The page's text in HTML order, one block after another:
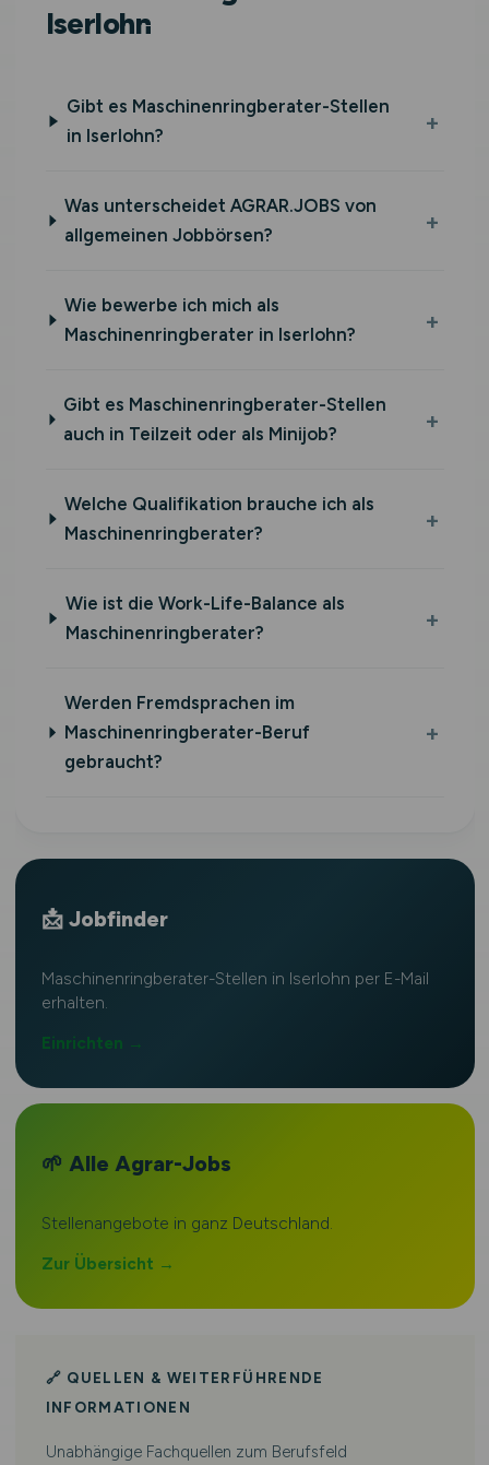
Iserlohn
Gibt es Maschinenringberater-Stellen
in Iserlohn?
Was unterscheidet AGRAR.JOBS von
allgemeinen Jobbörsen?
Wie bewerbe ich mich als
Maschinenringberater in Iserlohn?
Gibt es Maschinenringberater-Stellen
auch in Teilzeit oder als Minijob?
Welche Qualifikation brauche ich als
Maschinenringberater?
Wie ist die Work-Life-Balance als
Maschinenringberater?
Werden Fremdsprachen im
Maschinenringberater-Beruf
gebraucht?
📩 Jobfinder
Maschinenringberater-Stellen in Iserlohn per E-Mail
erhalten.
Einrichten →
🌱 Alle Agrar-Jobs
Stellenangebote in ganz Deutschland.
Zur Übersicht →
🔗 QUELLEN & WEITERFÜHRENDE
INFORMATIONEN
Unabhängige Fachquellen zum Berufsfeld